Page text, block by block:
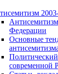
Федерации
Основные
современной